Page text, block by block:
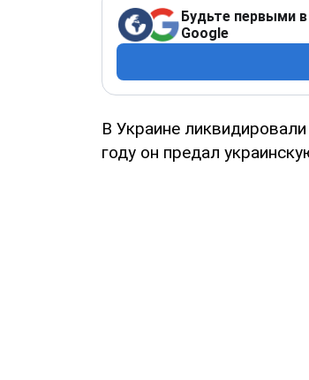
Будьте первыми в
Google
В Украине
году он предал